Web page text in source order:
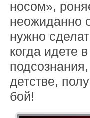
носом»,
неожиданно
нужно
когда идете
детстве,
бой!